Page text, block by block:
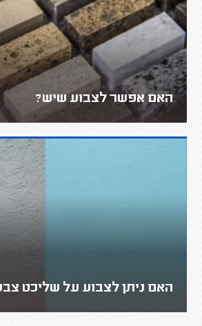
האם אפשר לצבוע שיש?
האם ניתן לצבוע על שליכט